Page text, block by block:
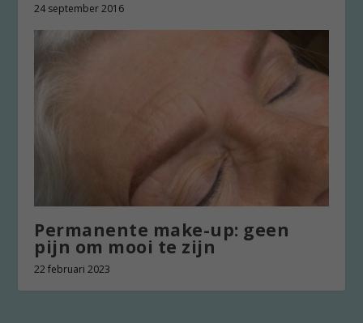
24 september 2016
Permanente make-up: geen
pijn om mooi te zijn
22 februari 2023